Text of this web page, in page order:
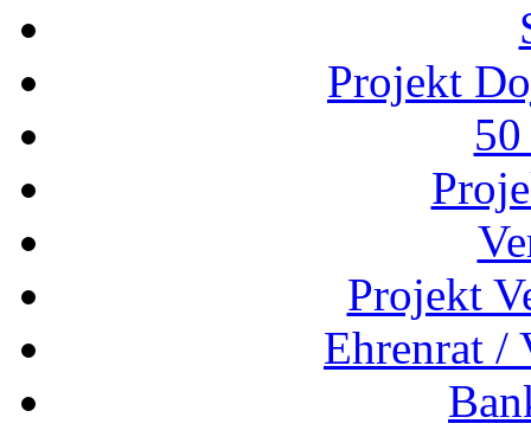
Projekt
Projekt
Ehrenrat /